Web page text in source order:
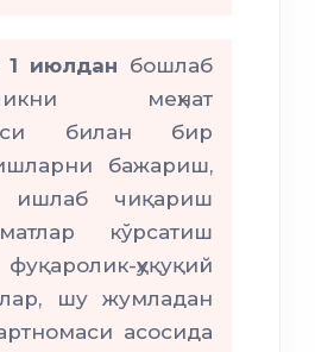
1 июлдан бошлаб
меҳнат
билан бир
бажариш,
ишлаб чиқариш
кўрсатиш
ҳуқуқий
шу жумладан
асосида